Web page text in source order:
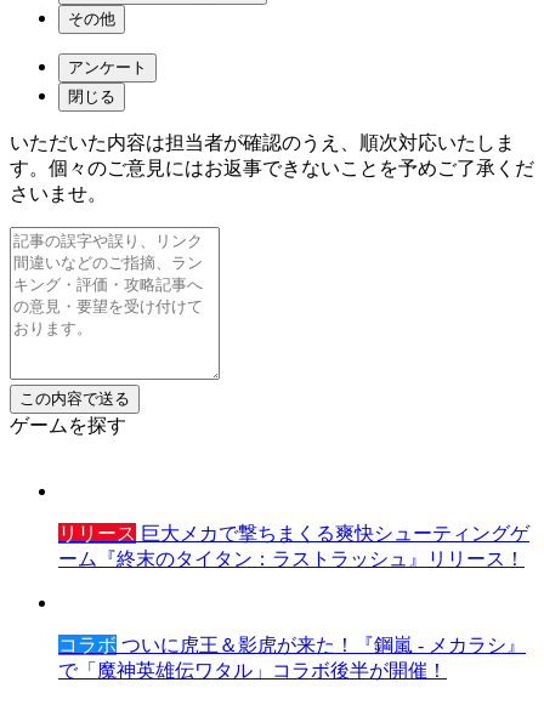
その他
アンケート
閉じる
いただいた内容は担当者が確認のうえ、順次対応いたしま
す。個々のご意見にはお返事できないことを予めご了承くだ
さいませ。
ゲームを探す
リリース 巨大メカで撃ちまくる爽快シューティングゲ
ーム『終末のタイタン：ラストラッシュ』リリース！
コラボ ついに虎王＆影虎が来た！『鋼嵐 - メカラシ』
で「魔神英雄伝ワタル」コラボ後半が開催！